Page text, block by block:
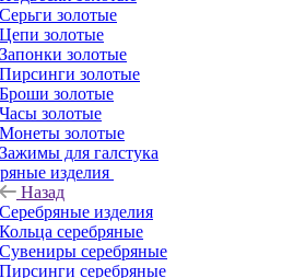
Серьги золотые
Цепи золотые
Запонки золотые
Пирсинги золотые
Броши золотые
Часы золотые
Монеты золотые
Зажимы для галстука
изделия
Назад
Серебряные изделия
Кольца серебряные
Сувениры серебряные
Пирсинги серебряные